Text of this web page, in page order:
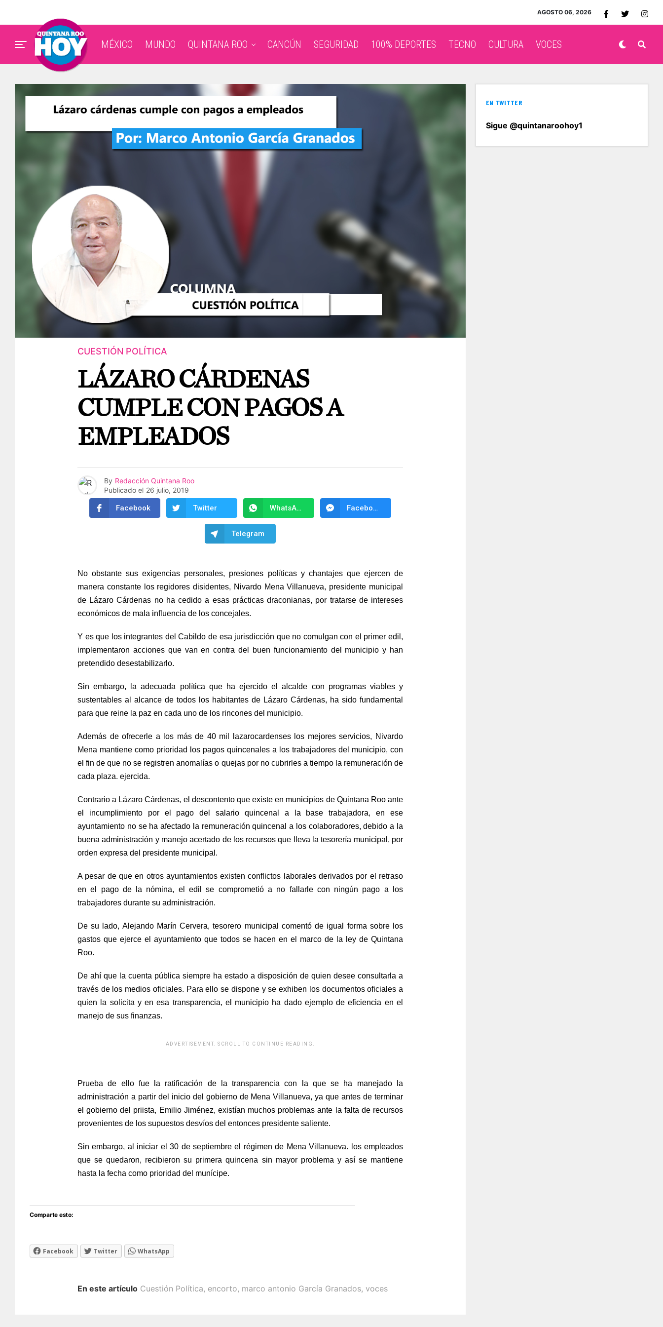
AGOSTO 06, 2026
MÉXICO MUNDO QUINTANA ROO CANCÚN SEGURIDAD 100% DEPORTES TECNO CULTURA VOCES
CUESTIÓN POLÍTICA
LÁZARO CÁRDENAS
CUMPLE CON PAGOS A
EMPLEADOS
By Redacción Quintana Roo
Publicado el 26 julio, 2019
Facebook Twitter WhatsApp Facebook Messenger
Telegram
No obstante sus exigencias personales, presiones políticas y chantajes que ejercen de
manera constante los regidores disidentes, Nivardo Mena Villanueva, presidente municipal
de Lázaro Cárdenas no ha cedido a esas prácticas draconianas, por tratarse de intereses
económicos de mala influencia de los concejales.
Y es que los integrantes del Cabildo de esa jurisdicción que no comulgan con el primer edil,
implementaron acciones que van en contra del buen funcionamiento del municipio y han
pretendido desestabilizarlo.
Sin embargo, la adecuada política que ha ejercido el alcalde con programas viables y
sustentables al alcance de todos los habitantes de Lázaro Cárdenas, ha sido fundamental
para que reine la paz en cada uno de los rincones del municipio.
Además de ofrecerle a los más de 40 mil lazarocardenses los mejores servicios, Nivardo
Mena mantiene como prioridad los pagos quincenales a los trabajadores del municipio, con
el fin de que no se registren anomalías o quejas por no cubrirles a tiempo la remuneración de
cada plaza. ejercida.
Contrario a Lázaro Cárdenas, el descontento que existe en municipios de Quintana Roo ante
el incumplimiento por el pago del salario quincenal a la base trabajadora, en ese
ayuntamiento no se ha afectado la remuneración quincenal a los colaboradores, debido a la
buena administración y manejo acertado de los recursos que lleva la tesorería municipal, por
orden expresa del presidente municipal.
A pesar de que en otros ayuntamientos existen conflictos laborales derivados por el retraso
en el pago de la nómina, el edil se comprometió a no fallarle con ningún pago a los
trabajadores durante su administración.
De su lado, Alejando Marín Cervera, tesorero municipal comentó de igual forma sobre los
gastos que ejerce el ayuntamiento que todos se hacen en el marco de la ley de Quintana
Roo.
De ahí que la cuenta pública siempre ha estado a disposición de quien desee consultarla a
través de los medios oficiales. Para ello se dispone y se exhiben los documentos oficiales a
quien la solicita y en esa transparencia, el municipio ha dado ejemplo de eficiencia en el
manejo de sus finanzas.
ADVERTISEMENT. SCROLL TO CONTINUE READING.
Prueba de ello fue la ratificación de la transparencia con la que se ha manejado la
administración a partir del inicio del gobierno de Mena Villanueva, ya que antes de terminar
el gobierno del priista, Emilio Jiménez, existían muchos problemas ante la falta de recursos
provenientes de los supuestos desvíos del entonces presidente saliente.
Sin embargo, al iniciar el 30 de septiembre el régimen de Mena Villanueva. los empleados
que se quedaron, recibieron su primera quincena sin mayor problema y así se mantiene
hasta la fecha como prioridad del munícipe.
Comparte esto:
Facebook Twitter WhatsApp
En este artículo Cuestión Política, encorto, marco antonio García Granados, voces
EN TWITTER
Sigue @quintanaroohoy1